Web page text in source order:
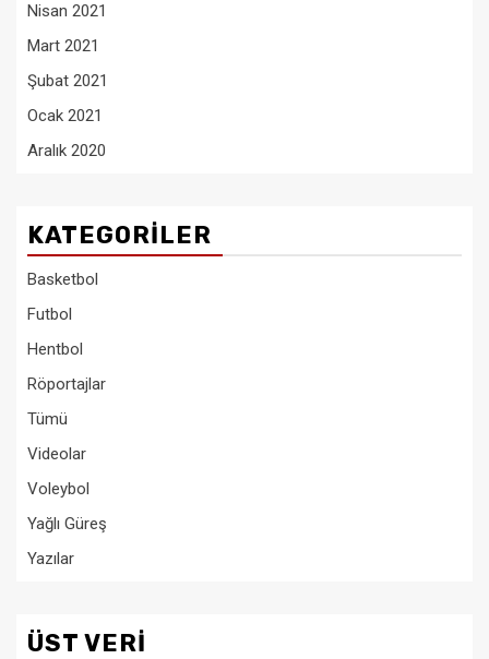
Nisan 2021
Mart 2021
Şubat 2021
Ocak 2021
Aralık 2020
KATEGORILER
Basketbol
Futbol
Hentbol
Röportajlar
Tümü
Videolar
Voleybol
Yağlı Güreş
Yazılar
ÜST VERI